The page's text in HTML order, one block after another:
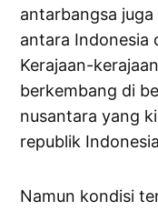
antarbangsa
antara Indonesia
Kerajaan-
berkembang di
nusantara yang
republik
Namun kondisi